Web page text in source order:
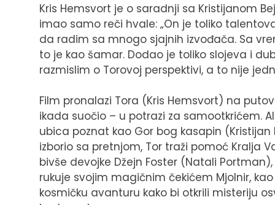
Kris Hemsvort je o saradnji sa Kristijanom
imao samo reči hvale: „On je toliko
da radim sa mnogo sjajnih izvođača. Sa
to je kao šamar. Dodao je toliko slojeva i
razmislim o Torovoj perspektivi, a to nije
Film pronalazi Tora (Kris Hemsvort) na
ikada suočio – u potrazi za samootkrićem.
ubica poznat kao Gor bog kasapin
izborio sa pretnjom, Tor traži pomoć Kralja
bivše devojke Džejn Foster (Natali
rukuje svojim magičnim čekićem Mjolnir,
kosmičku avanturu kako bi otkrili misteriju